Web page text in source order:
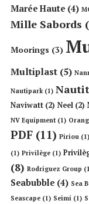
Marée Haute (4)
Mille Sabords
Moorings (3)
Multiplast (5)
Nautipark(1)
Naviwatt (2) Neel (2)
NV Equipment(1)
PDF (11) Piriou (1)
(1) Privilège (1)
(8) Rodriguez Group
Seabubble (4) Sea
Seascape (1) Seimi (1)